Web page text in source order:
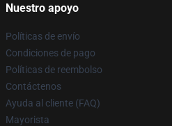
Nuestro apoyo
Políticas de envío
Condiciones de pago
Políticas de reembolso
Contáctenos
Ayuda al cliente (FAQ)
Mayorista